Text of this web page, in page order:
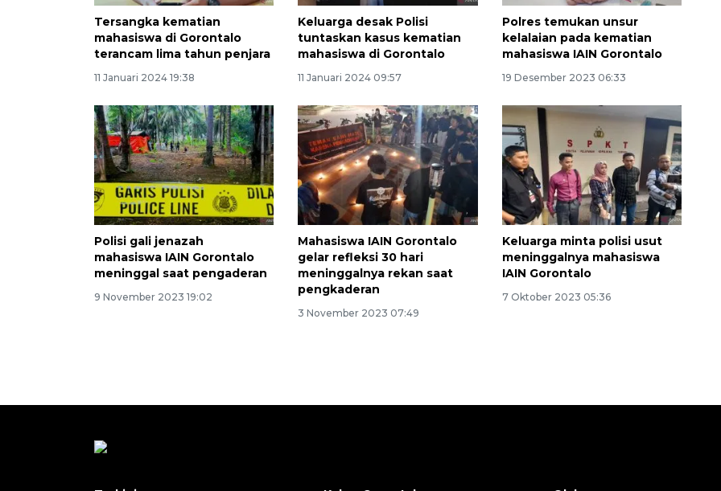
Tersangka kematian
mahasiswa di Gorontalo
terancam lima tahun penjara
11 Januari 2024 19:38
Keluarga desak Polisi
tuntaskan kasus kematian
mahasiswa di Gorontalo
11 Januari 2024 09:57
Polres temukan unsur
kelalaian pada kematian
mahasiswa IAIN Gorontalo
19 Desember 2023 06:33
Polisi gali jenazah
mahasiswa IAIN Gorontalo
meninggal saat pengaderan
9 November 2023 19:02
Mahasiswa IAIN Gorontalo
gelar refleksi 30 hari
meninggalnya rekan saat
pengkaderan
3 November 2023 07:49
Keluarga minta polisi usut
meninggalnya mahasiswa
IAIN Gorontalo
7 Oktober 2023 05:36
2026-08-06 18:45:00